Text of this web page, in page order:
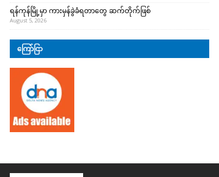
ရန်ကုန်မြို့မှာ ကားမှန်ခွဲခံရတာတွေ ဆက်တိုက်ဖြစ်
August 5, 2026
ကြော်ငြာ